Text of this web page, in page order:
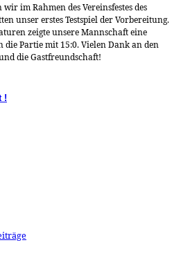
im Rahmen des Vereinsfestes des
unser erstes Testspiel der Vorbereitung.
zeigte unsere Mannschaft eine
die Partie mit 15:0. Vielen Dank an den
die Gastfreundschaft!
!